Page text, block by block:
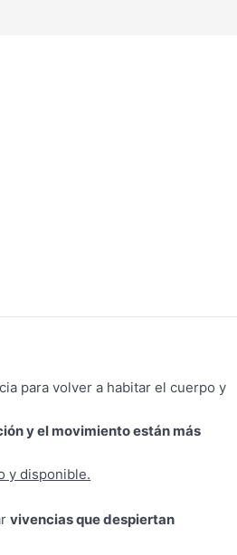
para volver a habitar el cuerpo y
y el movimiento están más
y disponible.
vivencias que despiertan